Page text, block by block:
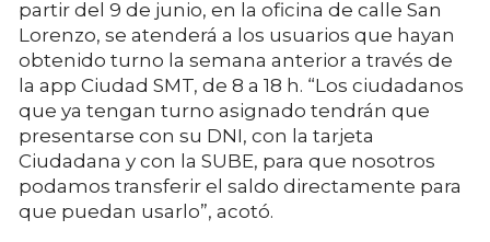
partir del 9 de junio, en la oficina de calle San
Lorenzo, se atenderá a los usuarios que hayan
obtenido turno la semana anterior a través de
la app Ciudad SMT, de 8 a 18 h. “Los ciudadanos
que ya tengan turno asignado tendrán que
presentarse con su DNI, con la tarjeta
Ciudadana y con la SUBE, para que nosotros
podamos transferir el saldo directamente para
que puedan usarlo”, acotó.